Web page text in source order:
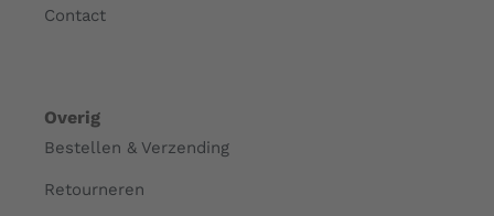
Contact
Overig
Bestellen & Verzending
Retourneren